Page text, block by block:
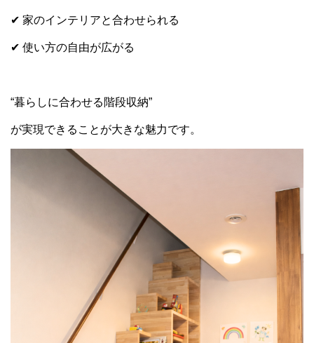
✔ 家のインテリアと合わせられる
✔ 使い方の自由が広がる
“暮らしに合わせる階段収納”
が実現できることが大きな魅力です。